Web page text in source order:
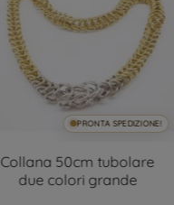
PRONTA SPEDIZIONE!
Collana 50cm tubolare
due colori grande